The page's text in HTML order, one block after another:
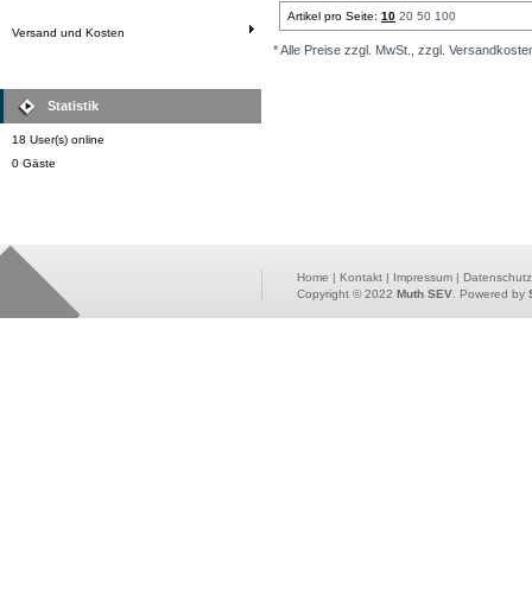
Versand und Kosten
Statistik
18 User(s) online
0 Gäste
Artikel pro Seite: 10 20 50 100
* Alle Preise zzgl. MwSt., zzgl.
Home | Kontakt | Impressum |
Copyright © 2022 Muth SEV . Powered by